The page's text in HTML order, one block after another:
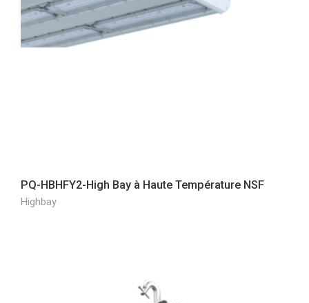
PQ-HBHFY2-High Bay à Haute Température NSF
Highbay